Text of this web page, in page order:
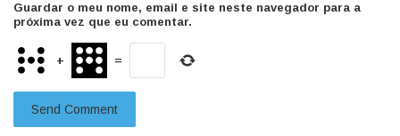
Guardar o meu nome, email e site neste navegador para a
próxima vez que eu comentar.
+ =